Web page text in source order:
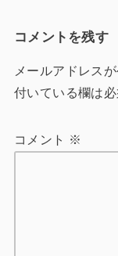
コメントを残す
メールアドレス
付いている欄は
コメント ※